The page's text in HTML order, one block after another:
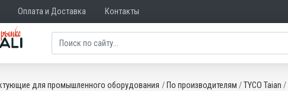
Оплата и Доставка Контакты
для промышленного оборудования По производителям TYCO Taian